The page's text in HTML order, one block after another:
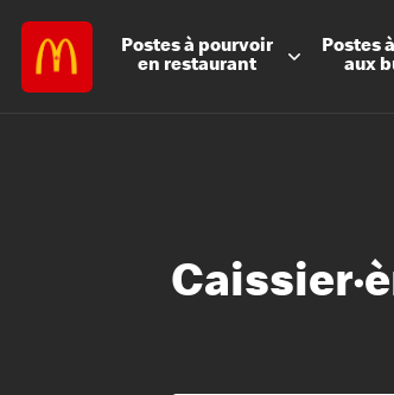
Postes à pourvoir
en restaurant
Postes à
aux